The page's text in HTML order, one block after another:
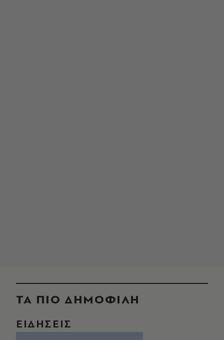
ΤΑ ΠΙΟ ΔΗΜΟΦΙΛΗ
ΕΙΔΗΣΕΙΣ